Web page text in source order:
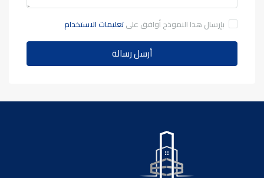
بإرسال هذا النموذج أوافق علىتعليمات الاستخدام
أرسل رسالة